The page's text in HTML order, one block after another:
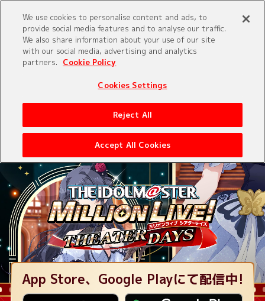
IDOL
MOVIE
Official X（旧：Twitter）
App Store、Google Playにて配信中!
We use cookies to personalise content and ads, to
provide social media features and to analyse our traffic.
We also share information about your use of our site
with our social media, advertising and analytics
partners.
Cookie Policy
Cookies Settings
Reject All
Accept All Cookies